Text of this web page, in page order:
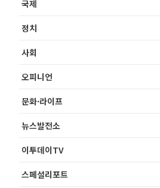
국제
정치
사회
오피니언
문화·라이프
뉴스발전소
이투데이TV
스페셜리포트